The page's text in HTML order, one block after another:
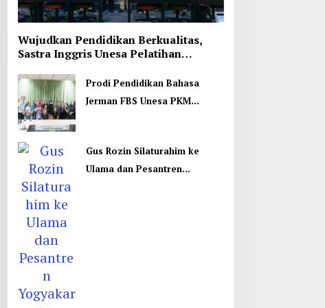
Wujudkan Pendidikan Berkualitas,
Sastra Inggris Unesa Pelatihan
Prodi Pendidikan Bahasa
Jerman FBS Unesa PKM
Gus Rozin Silaturahim ke
Ulama dan Pesantren